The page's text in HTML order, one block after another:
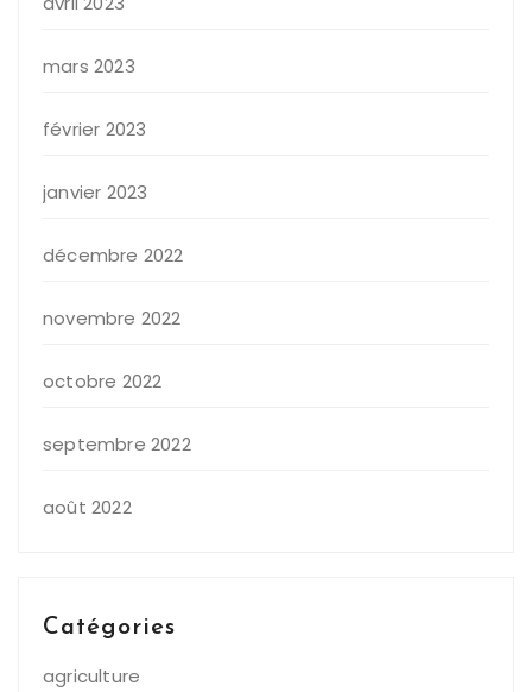
mars 2023
février 2023
janvier 2023
décembre 2022
novembre 2022
octobre 2022
septembre 2022
août 2022
Catégories
agriculture